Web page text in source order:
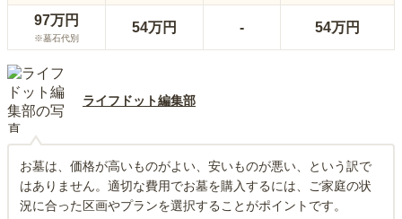
97万円
※墓石代別
54万円 - 54万円
ライフドット編集部
お墓は、価格が高いものがよい、安いものが悪い、という訳で
はありません。適切な費用でお墓を購入するには、ご家庭の状
況に合った区画やプランを選択することがポイントです。